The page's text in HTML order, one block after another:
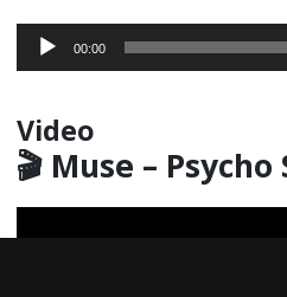
Audio-
Player
00:00
Video
🎬 Muse –